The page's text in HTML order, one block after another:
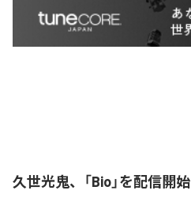
久世光鬼、「Bio」を配信開始